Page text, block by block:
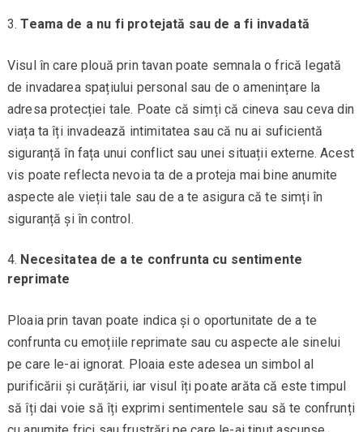
Teama de a nu fi protejată sau de a fi invadată
Visul în care plouă prin tavan poate semnala o frică legată
de invadarea spațiului personal sau de o amenințare la
adresa protecției tale. Poate că simți că cineva sau ceva din
viața ta îți invadează intimitatea sau că nu ai suficientă
siguranță în fața unui conflict sau unei situații externe. Acest
vis poate reflecta nevoia ta de a proteja mai bine anumite
aspecte ale vieții tale sau de a te asigura că te simți în
siguranță și în control.
Necesitatea de a te confrunta cu sentimente
reprimate
Ploaia prin tavan poate indica și o oportunitate de a te
confrunta cu emoțiile reprimate sau cu aspecte ale sinelui
pe care le-ai ignorat. Ploaia este adesea un simbol al
purificării și curățării, iar visul îți poate arăta că este timpul
să îți dai voie să îți exprimi sentimentele sau să te confrunți